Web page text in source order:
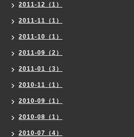
2011-12（1）
2011-11（1）
2011-10（1）
2011-09（2）
2011-01（3）
2010-11（1）
2010-09（1）
2010-08（1）
2010-07（4）